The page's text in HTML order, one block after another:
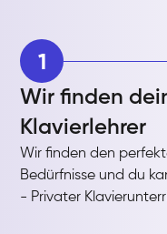
1
Wir finden
Klavierlehrer
Wir finden den
Bedürfnisse und du
- Privater